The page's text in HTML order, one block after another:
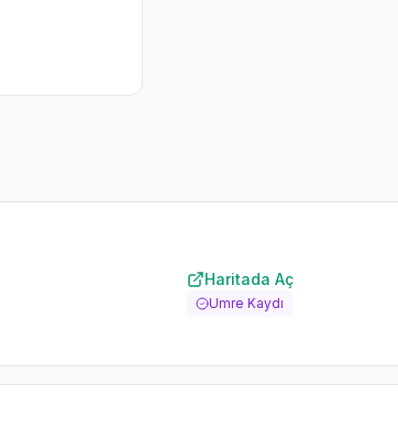
Haritada Aç
Umre Kaydı